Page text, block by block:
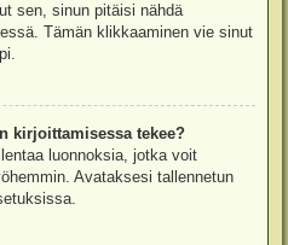
sen, sinun pitäisi nähdä
Tämän klikkaaminen vie sinut
kirjoittamisessa tekee?
luonnoksia, jotka voit
Avataksesi tallennetun